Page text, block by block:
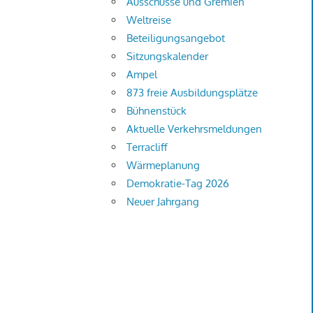
Weltreise
Beteiligungsangebot
Sitzungskalender
Ampel
873 freie Ausbildungsplätze
Bühnenstück
Aktuelle Verkehrsmeldungen
Terracliff
Wärmeplanung
Demokratie-Tag 2026
Neuer Jahrgang